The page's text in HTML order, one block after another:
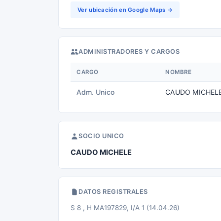
Ver ubicación en Google Maps →
ADMINISTRADORES Y CARGOS
CARGO NOMBRE
Adm. Unico CAUDO
SOCIO UNICO
CAUDO MICHELE
DATOS REGISTRALES
S 8 , H MA197829, I/A 1 (14.04.26)